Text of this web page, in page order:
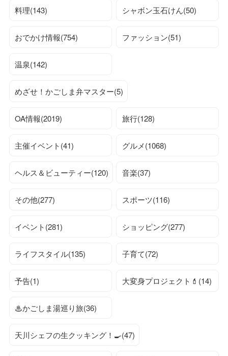
料理(143) シャボン玉石けん(50)
おでかけ情報(754) ファッション(51)
温泉(142)
めざせ！かごしま弁マスター(5)
OA情報(2019) 旅行(128)
主催イベント(41) グルメ(1068)
ヘルス＆ビューティー(120) 音楽(37)
その他(277) スポーツ(116)
イベント(281) ショッピング(277)
ライフスタイル(135) 子育て(72)
予告(1) 大変身プロジェクト💄(14)
♨かごしま湯巡り旅(36)
天川シェフの生クッキング！🍳(47)